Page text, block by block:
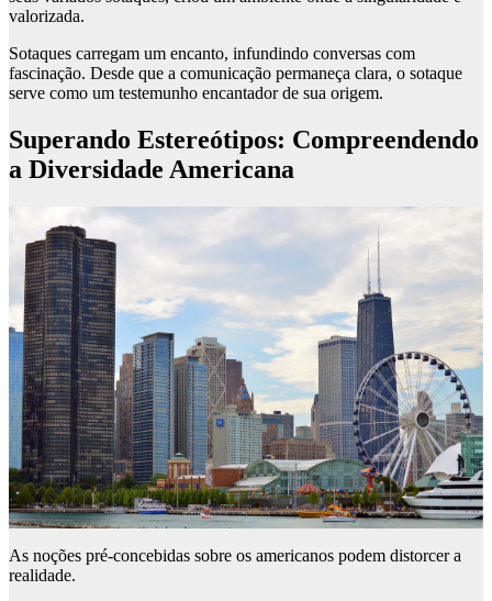
valorizada.
Sotaques carregam um encanto, infundindo conversas com
fascinação. Desde que a comunicação permaneça clara, o sotaque
serve como um testemunho encantador de sua origem.
Superando Estereótipos: Compreendendo
a Diversidade Americana
As noções pré-concebidas sobre os americanos podem distorcer a
realidade.